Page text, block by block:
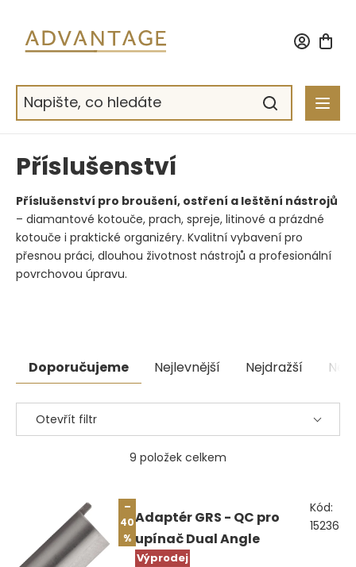
obsah
Příslušenství
Příslušenství pro broušení, ostření a leštění nástrojů
– diamantové kotouče, prach, spreje, litinové a prázdné
kotouče i praktické organizéry. Kvalitní vybavení pro
přesnou práci, dlouhou životnost nástrojů a profesionální
povrchovou úpravu.
Řazení
produktů
Doporučujeme Nejlevnější Nejdražší
Otevřít filtr
9 položek celkem
produktů
–
40
%
Výprodej
Adaptér GRS - QC pro
upínač Dual Angle
Kód:
15236